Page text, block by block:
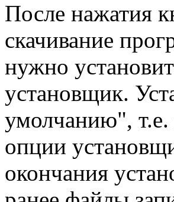
После нажатия
скачивание
нужно
установщик.
умолчанию",
опции
окончания